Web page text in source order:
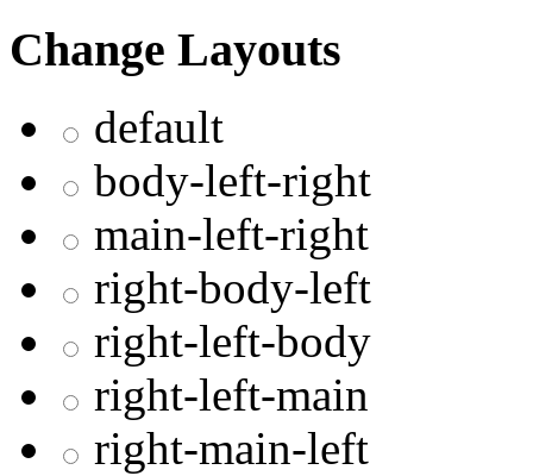
Change Layouts
default
body-left-right
main-left-right
right-body-left
right-left-body
right-left-main
right-main-left